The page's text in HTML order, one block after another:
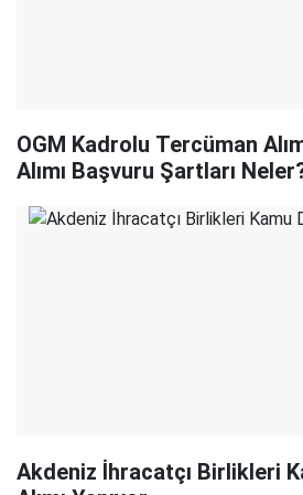
OGM Kadrolu Tercüman
Alımı Başvuru Şartları
Akdeniz İhracatçı Birlikleri